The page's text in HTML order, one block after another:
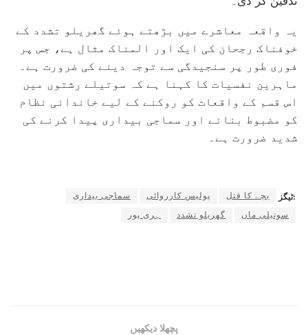
یہ واقعہ معاشرے میں بڑھتے ہوئے گھریلو تشدد کے
خوفناک رجحان کی ایک اور المناک مثال ہے، جس پر
فوری طور پر سنجیدگی سے توجہ دینے کی ضرورت ہے۔
ماہرین نفسیات کا کہنا ہے کہ سوتیلے رشتوں میں
اس قسم کے واقعات کو روکنے کے لیے خاندانی نظام
کو مضبوط بنانے اور سماجی بیداری پیدا کرنے کی
شدید ضرورت ہے۔
ٹیگز: بچے کا قتل پولیس کارروائی
سماجی بیداری
سوتیلی ماں
گھریلو تشدد ہری پور
پچھلا دیکھیں